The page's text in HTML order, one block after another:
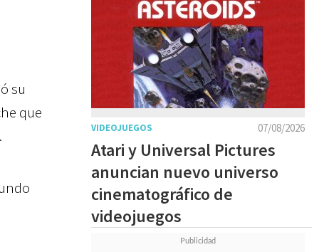
su
que
07/08/2026
VIDEOJUEGOS
Atari y Universal Pictures
anuncian nuevo universo
cinematográfico de
videojuegos